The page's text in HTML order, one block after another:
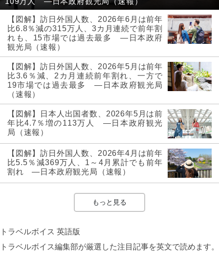
【図解】訪日外国人数、2026年6月は前年
比6.8％減の315万人、3カ月連続で前年割
れも、15市場では過去最多 ―日本政府
観光局（速報）
【図解】訪日外国人数、2026年5月は前年
比3.6％減、2カ月連続前年割れ、一方で
19市場では過去最多 ―日本政府観光局
（速報）
【図解】日本人出国者数、2026年5月は前
年比4.7％増の113万人 ―日本政府観光
局（速報）
【図解】訪日外国人数、2026年4月は前年
比5.5％減369万人、1～4月累計でも前年
割れ ―日本政府観光局（速報）
もっと見る
トラベルボイス 英語版
トラベルボイス編集部が厳選した注目記事を英文で読めます。